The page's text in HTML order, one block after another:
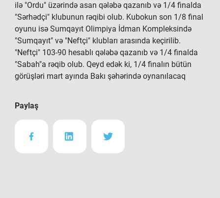
ilə "Ordu" üzərində asan qələbə qazanıb və 1/4 finalda
"Sərhədçi" klubunun rəqibi olub. Kubokun son 1/8 final
oyunu isə Sumqayıt Olimpiya İdman Kompleksində
"Sumqayıt" və "Neftçi" klubları arasında keçirilib.
"Neftçi" 103-90 hesablı qələbə qazanıb və 1/4 finalda
"Sabah"a rəqib olub. Qeyd edək ki, 1/4 finalın bütün
görüşləri mart ayında Bakı şəhərində oynanılacaq
Paylaş